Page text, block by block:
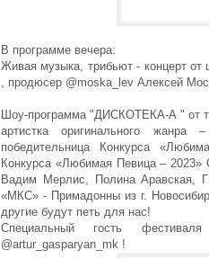
В программе вечера:
Живая музыка, трибьют - концерт
, продюсер @moska_lev Алексей
Шоу-программа "ДИСКОТЕКА-А " от
артистка оригинального
победительница Конкурса
Конкурса «Любимая Певица –
Вадим Мерлис, Полина Аравская,
«МКС» - Примадонны из г.
другие будут петь для нас!
Специальный гость
@artur_gasparyan_mk !